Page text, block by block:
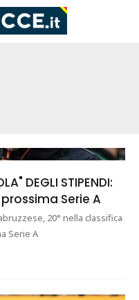
DEGLI STIPENDI:
Serie A
20° nella classifica
Serie A